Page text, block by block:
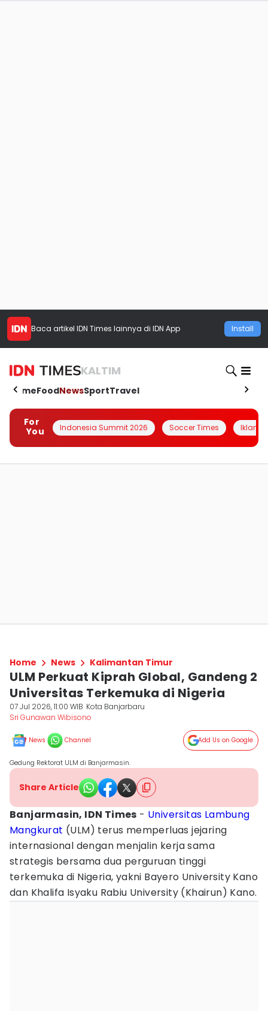
Baca artikel IDN Times lainnya di IDN App Install
KALTIM
HomeFoodNewsSportTravel
For
You
Indonesia Summit 2026 Soccer Times Iklanin
Home News Kalimantan Timur
ULM Perkuat Kiprah Global, Gandeng 2
Universitas Terkemuka di Nigeria
07 Jul 2026, 11:00 WIB Kota Banjarbaru
Sri Gunawan Wibisono
News Channel Add Us on Google
Gedung Rektorat ULM di Banjarmasin.
Share Article
Banjarmasin, IDN Times - Universitas Lambung
Mangkurat (ULM) terus memperluas jejaring
internasional dengan menjalin kerja sama
strategis bersama dua perguruan tinggi
terkemuka di Nigeria, yakni Bayero University Kano
dan Khalifa Isyaku Rabiu University (Khairun) Kano.